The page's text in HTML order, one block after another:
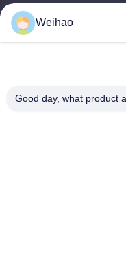
電子メール
Weihao
Good day, what product